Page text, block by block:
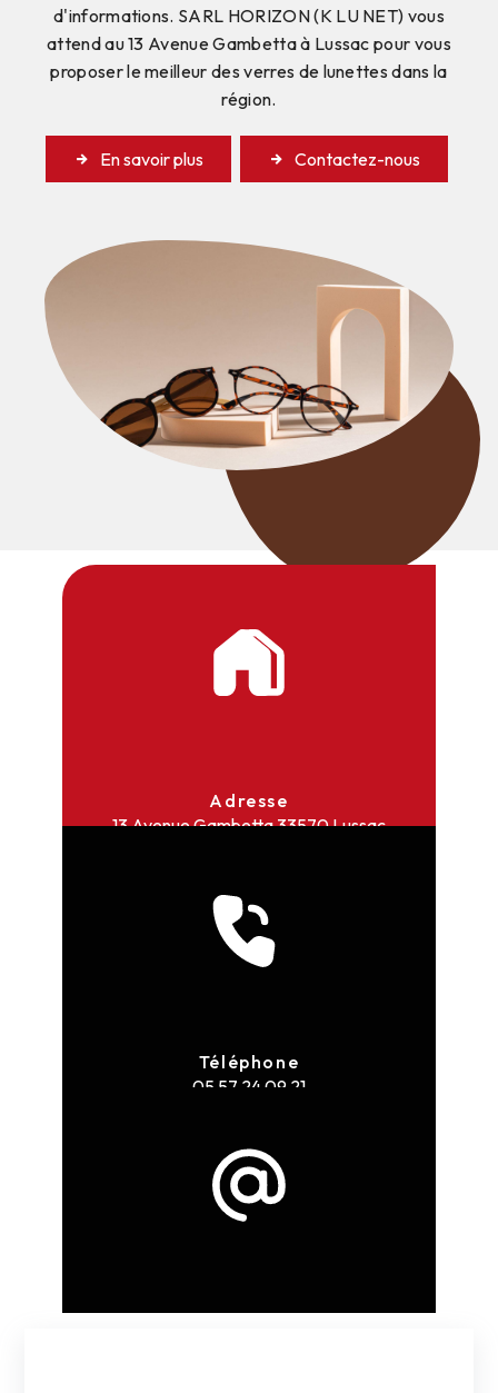
d'informations. SARL HORIZON (K LU NET) vous
attend au 13 Avenue Gambetta à Lussac pour vous
proposer le meilleur des verres de lunettes dans la
région.
En savoir plus Contactez-nous
Adresse
13 Avenue Gambetta33570 Lussac
Téléphone
05 57 24 09 21